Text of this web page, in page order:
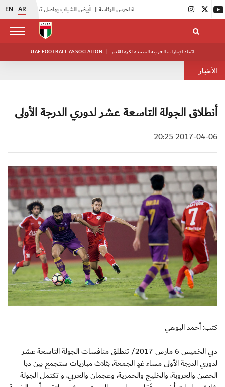
EN AR أبيض الشباب يواصل تدريباته في معسكره بأبوظبي | انطلاق منافسات بطولة النخبة لحرس الرئاسة
UAE FOOTBALL ASSOCIATION | اتحاد الإمارات العربية المتحدة لكرة القدم
الأخبار
أنطلاق الجولة التاسعة عشر لدوري الدرجة الأولى
2017-04-06 20:25
كتب: أحمد البوهي
دبي الخميس 6 مارس 2017/ تنطلق منافسات الجولة التاسعة عشر
لدوري الدرجة الأولى مساء غدٍ الجمعة، بثلاث مباريات ستجمع بين دبا
الحصن والعروبة، والخليج والحمرية، وعجمان والعربي، و تكتمل الجولة